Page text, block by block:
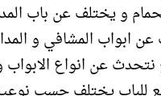
و يختلف عن باب
ابواب المشافي و
عن انواع الابواب